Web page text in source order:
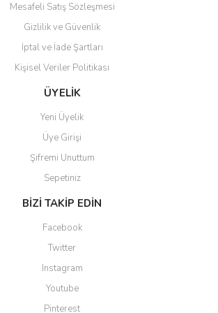
Gönder
Mesafeli Satış Sözleşmesi
Gizlilik ve Güvenlik
İptal ve İade Şartları
Kişisel Veriler Politikası
ÜYELİK
Yeni Üyelik
Üye Girişi
Şifremi Unuttum
Sepetiniz
BİZİ TAKİP EDİN
Facebook
Twitter
Instagram
Youtube
Pinterest